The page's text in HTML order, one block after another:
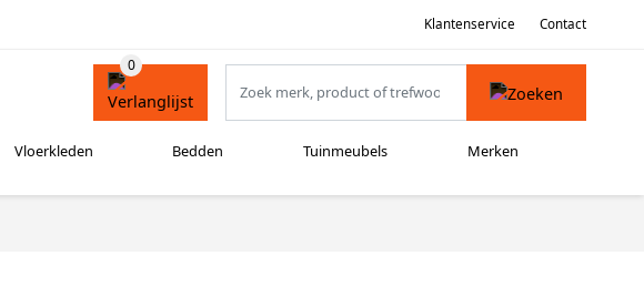
Klantenservice Contact
Vloerkleden Bedden Tuinmeubels Merken